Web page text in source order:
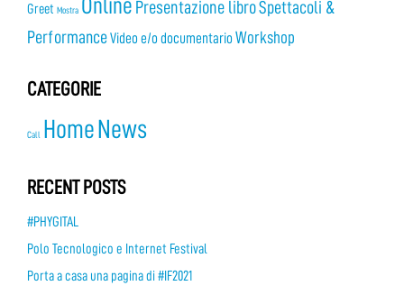
Greet Mostra Online Presentazione libroSpettacoli &
PerformanceVideo e/o documentario Workshop
CATEGORIE
Call Home News
RECENT POSTS
#PHYGITAL
Polo Tecnologico e Internet Festival
Porta a casa una pagina di #IF2021